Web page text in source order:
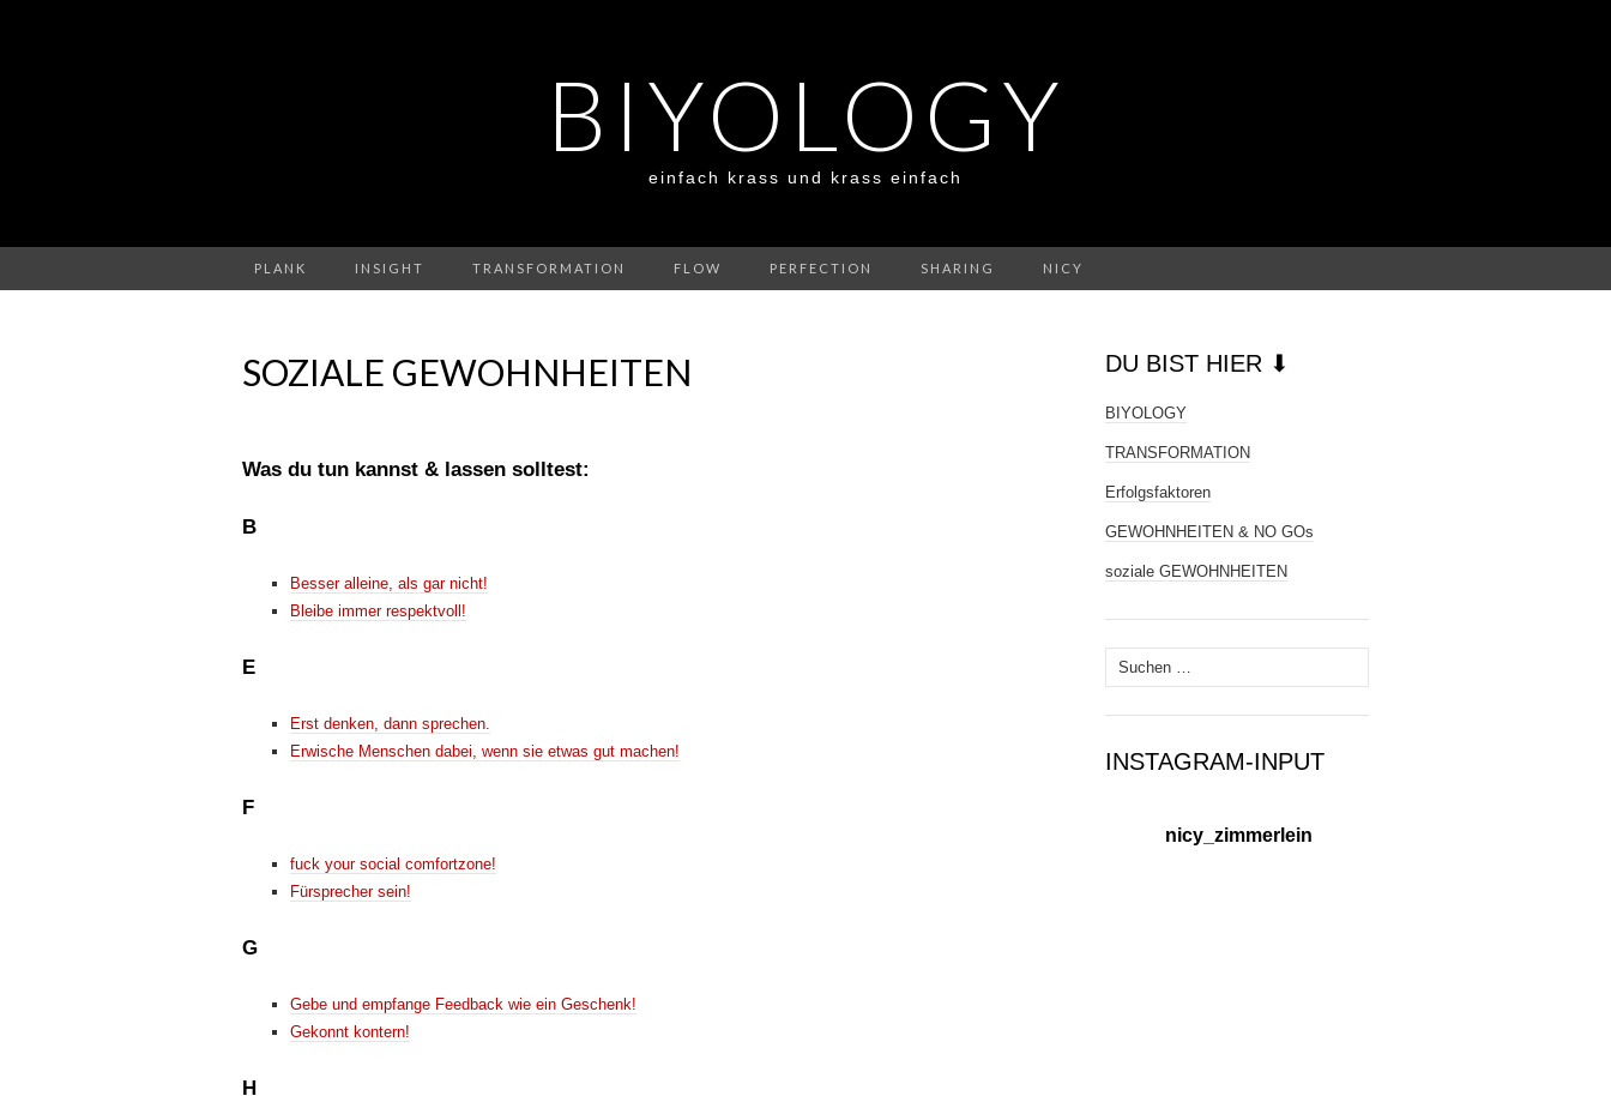
BIYOLOGY
einfach krass und krass einfach
PLANK INSIGHT TRANSFORMATION FLOW PERFECTION SHARING NICY
nach:
SOZIALE GEWOHNHEITEN
Was du tun kannst & lassen solltest:
B
Besser alleine, als gar nicht!
Bleibe immer respektvoll!
E
Erst denken, dann sprechen.
Erwische Menschen dabei, wenn sie etwas gut machen!
F
fuck your social comfortzone!
Fürsprecher sein!
G
Gebe und empfange Feedback wie ein Geschenk!
Gekonnt kontern!
H
DU BIST HIER ⬇
BIYOLOGY
TRANSFORMATION
Erfolgsfaktoren
GEWOHNHEITEN & NO GOs
soziale GEWOHNHEITEN
Suchen
nach:
INSTAGRAM-INPUT
nicy_zimmerlein